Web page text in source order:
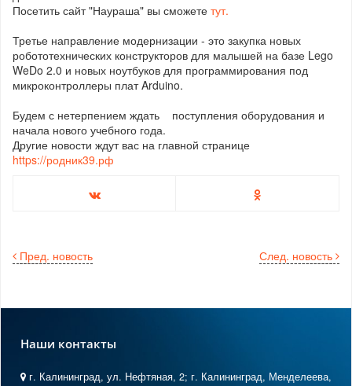
Посетить сайт "Наураша" вы сможете тут.
Третье направление модернизации - это закупка новых
робототехнических конструкторов для малышей на базе Lego
WeDo 2.0 и новых ноутбуков для программирования под
микроконтроллеры плат Arduino.
Будем с нетерпением ждать поступления оборудования и
начала нового учебного года.
Другие новости ждут вас на главной странице
https://родник39.рф
След. новость
Пред. новость
Наши контакты
г. Калининград, ул. Нефтяная, 2; г. Калининград, Менделеева,